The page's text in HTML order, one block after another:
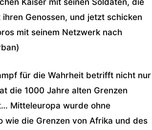
ihren Genossen, und jetzt schicken
mit seinem Netzwerk nach
für die Wahrheit betrifft nicht nur
die 1000 Jahre alten Grenzen
Mitteleuropa wurde ohne
wie die Grenzen von Afrika und des